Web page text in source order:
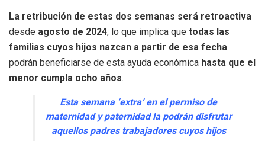
La retribución de estas dos semanas será retroactiva
desde agosto de 2024, lo que implica que todas las
familias cuyos hijos nazcan a partir de esa fecha
podrán beneficiarse de esta ayuda económica hasta que el
menor cumpla ocho años.
Esta semana ‘extra’ en el permiso de
maternidad y paternidad la podrán disfrutar
aquellos padres trabajadores cuyos hijos